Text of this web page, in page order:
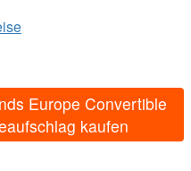
Europe Convertible
kaufen